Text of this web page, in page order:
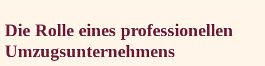
Die Rolle eines professionellen
Umzugsunternehmens